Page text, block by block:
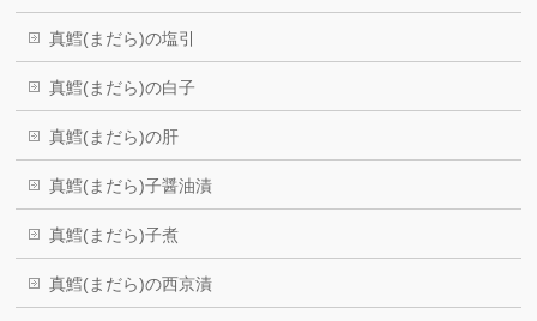
真鱈(まだら)の塩引
真鱈(まだら)の白子
真鱈(まだら)の肝
真鱈(まだら)子醤油漬
真鱈(まだら)子煮
真鱈(まだら)の西京漬